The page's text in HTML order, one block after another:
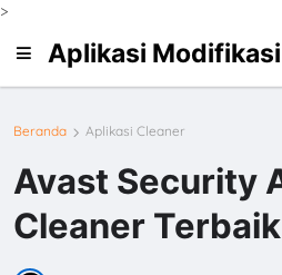
>
Aplikasi
Beranda Aplikasi Cleaner
Avast Security
Cleaner Terbaik